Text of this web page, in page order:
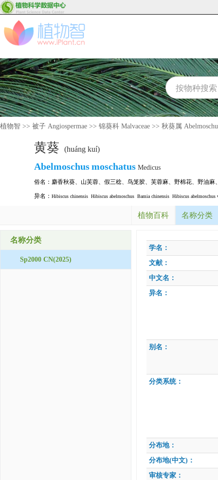
植物智 >> 被子 Angiospermae >> 锦葵科 Malvaceae >> 秋葵属
黄葵 (huáng kuí)
Abelmoschusmoschatus Medicus
俗名： 麝香秋葵、 山芙蓉、 假三稔、 鸟笼胶、 芙蓉麻、 野棉花、 野油麻
异名： Hibiscus chinensis Hibiscus abelmoschus Bamia chinensis Hibiscus
植物百科 名称分类
名称分类
Sp2000 CN(2025)
学名：
文献：
中文名：
异名：
别名：
分类系统：
分布地：
分布地(中文)：
审核专家：